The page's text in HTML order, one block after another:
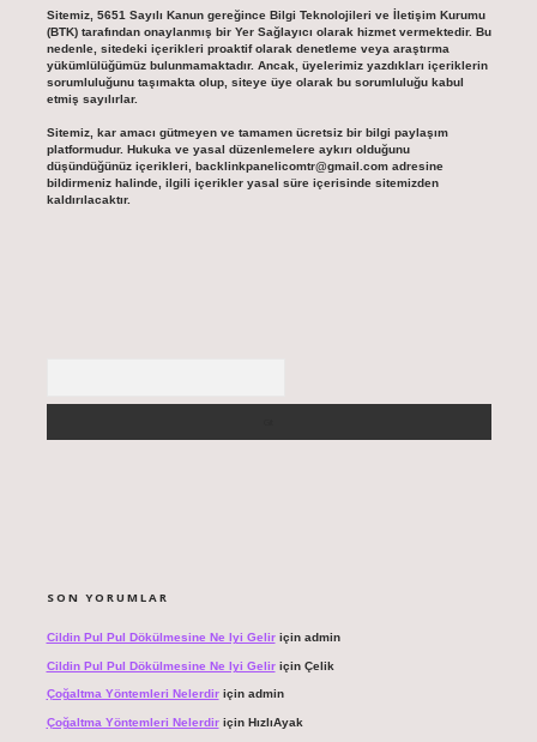
Sitemiz, 5651 Sayılı Kanun gereğince Bilgi Teknolojileri ve İletişim Kurumu
(BTK) tarafından onaylanmış bir Yer Sağlayıcı olarak hizmet vermektedir. Bu
nedenle, sitedeki içerikleri proaktif olarak denetleme veya araştırma
yükümlülüğümüz bulunmamaktadır. Ancak, üyelerimiz yazdıkları içeriklerin
sorumluluğunu taşımakta olup, siteye üye olarak bu sorumluluğu kabul
etmiş sayılırlar.
Sitemiz, kar amacı gütmeyen ve tamamen ücretsiz bir bilgi paylaşım
platformudur. Hukuka ve yasal düzenlemelere aykırı olduğunu
düşündüğünüz içerikleri, backlinkpanelicomtr@gmail.comadresine
bildirmeniz halinde, ilgili içerikler yasal süre içerisinde sitemizden
kaldırılacaktır.
SON YORUMLAR
Cildin Pul Pul Dökülmesine Ne Iyi Geliriçin admin
Cildin Pul Pul Dökülmesine Ne Iyi Geliriçin Çelik
Çoğaltma Yöntemleri Nelerdiriçin admin
Çoğaltma Yöntemleri Nelerdiriçin HızlıAyak